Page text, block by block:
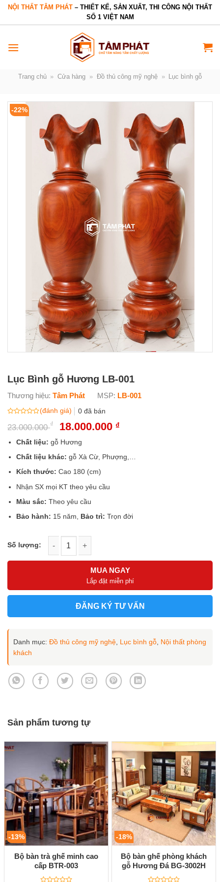
Bỏ
dung
NỘI THẤT TÂM PHÁT – THIẾT KẾ, SẢN XUẤT, THI CÔNG NỘI THẤT
SỐ 1 VIỆT NAM
Trang chủ » Cửa hàng » Đồ thủ công mỹ nghệ » Lục bình gỗ
-22%
Lục Bình gỗ Hương LB-001
Thương hiệu: Tâm Phát MSP: LB-001
xếp
(đánh giá) 0đã bán
23.000.000₫
Giá
gốc
là:
18.000.000 ₫Giá
18.000.000 ₫.
Chất liệu: gỗ Hương
Chất liệu khác: gỗ Xà Cừ, Phượng,…
Kích thước: Cao 180 (cm)
Nhận SX mọi KT theo yêu cầu
Màu sắc: Theo yêu cầu
Bảo hành: 15 năm, Bảo trì: Trọn đời
Lục Bình gỗ Hương LB-001 số lượng
MUA NGAY
Lắp đặt miễn phí
ĐĂNG KÝ TƯ VẤN
Danh mục: Đồ thủ công mỹ nghệ Lục bình gỗ Nội thất phòng
khách
Sản phẩm tương tự
-13%
Bộ bàn trà ghế minh cao
cấp BTR-003
-18%
Bộ bàn ghế phòng khách
gỗ Hương Đá BG-3002H